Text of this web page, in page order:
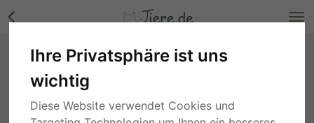
Ihre Privatsphäre ist uns
wichtig
Diese Website verwendet Cookies und
Ebes, Mischling - Rüde Bilder
Nordrhein-Westfalen